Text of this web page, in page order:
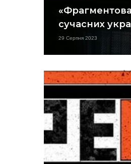
сучасних
29 Серпня 2023